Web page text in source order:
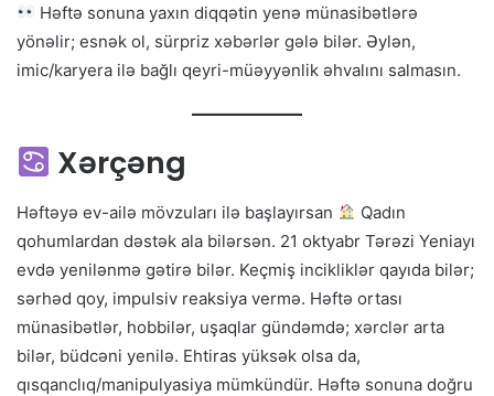
Həftə sonuna yaxın diqqətin yenə münasibətlərə
yönəlir; esnək ol, sürpriz xəbərlər gələ bilər. Əylən,
imic/karyera ilə bağlı qeyri-müəyyənlik əhvalını salmasın.
Xərçəng
Həftəyə ev-ailə mövzuları ilə başlayırsan
Qadın
qohumlardan dəstək ala bilərsən. 21 oktyabr Tərəzi Yeniayı
evdə yenilənmə gətirə bilər. Keçmiş incikliklər qayıda bilər;
sərhəd qoy, impulsiv reaksiya vermə. Həftə ortası
münasibətlər, hobbilər, uşaqlar gündəmdə; xərclər arta
bilər, büdcəni yenilə. Ehtiras yüksək olsa da,
qısqanclıq/manipulyasiya mümkündür. Həftə sonuna doğru